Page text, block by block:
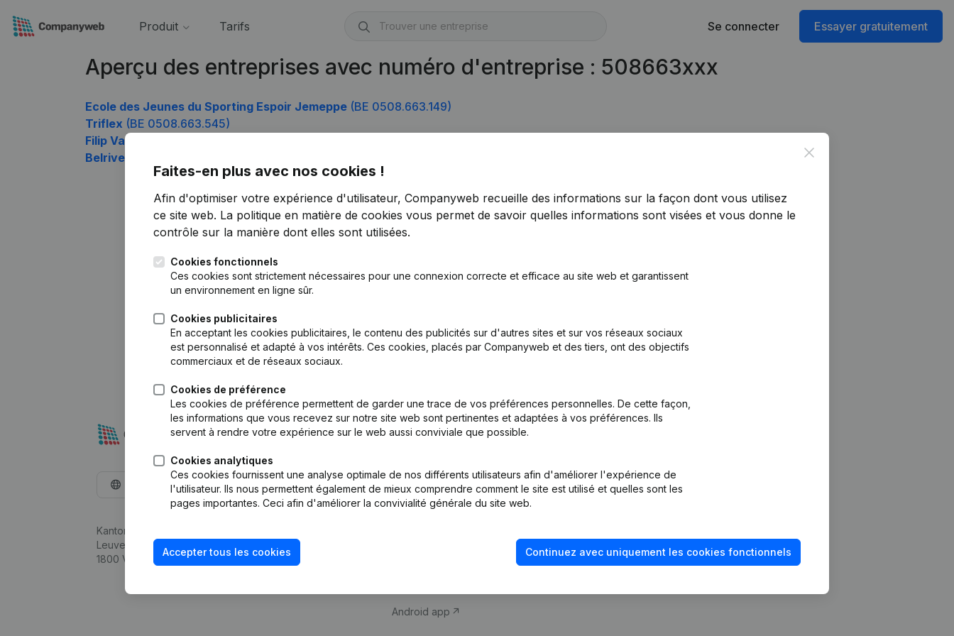
Produit Tarifs Se connecter Essayer gratuitement
Aperçu des entreprises avec numéro d'entreprise : 508663xxx
Ecole des Jeunes du Sporting Espoir Jemeppe (BE 0508.663.149)
Triflex (BE 0508.663.545)
Filip Van Roe
Belrive
Close
Faites-en plus avec nos cookies !
Afin d'optimiser votre expérience d'utilisateur, Companyweb recueille des informations sur la façon dont vous utilisez
ce site web. La politique en matière de cookies vous permet de savoir quelles informations sont visées et vous donne le
contrôle sur la manière dont elles sont utilisées.
Cookies fonctionnels
Ces cookies sont strictement nécessaires pour une connexion correcte et efficace au site web et garantissent
un environnement en ligne sûr.
Cookies publicitaires
En acceptant les cookies publicitaires, le contenu des publicités sur d'autres sites et sur vos réseaux sociaux
est personnalisé et adapté à vos intérêts. Ces cookies, placés par Companyweb et des tiers, ont des objectifs
commerciaux et de réseaux sociaux.
Cookies de préférence
Les cookies de préférence permettent de garder une trace de vos préférences personnelles. De cette façon,
les informations que vous recevez sur notre site web sont pertinentes et adaptées à vos préférences. Ils
servent à rendre votre expérience sur le web aussi conviviale que possible.
Cookies analytiques
Ces cookies fournissent une analyse optimale de nos différents utilisateurs afin d'améliorer l'expérience de
l'utilisateur. Ils nous permettent également de mieux comprendre comment le site est utilisé et quelles sont les
pages importantes. Ceci afin d'améliorer la convivialité générale du site web.
Accepter tous les cookies Continuez avec uniquement les cookies fonctionnels
Français
Kantorenpark Everest
Leuvensesteenweg 248D,
1800 Vilvoorde
Produit
d’entreprise
Monitoring
Android app
fraude
Consulter des comptes annuels
Vérification de la solvabilité